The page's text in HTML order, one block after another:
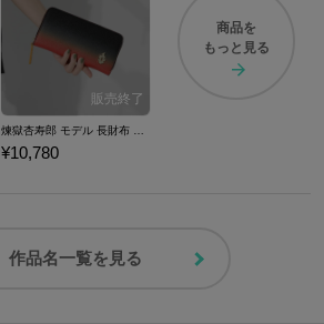
煉獄杏寿郎 モデル 長財布 鬼滅の刃
¥10,780
商品を
もっと見る
作品名一覧を見る